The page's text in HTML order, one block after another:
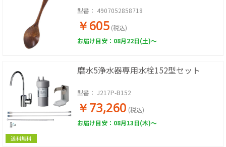
型番： 4907052858718
￥605 (税込)
お届け目安：08月22日(土)～
送料無料
磨水5浄水器専用水栓152型セット
型番： J217P-B152
￥73,260 (税込)
お届け目安：08月13日(木)～